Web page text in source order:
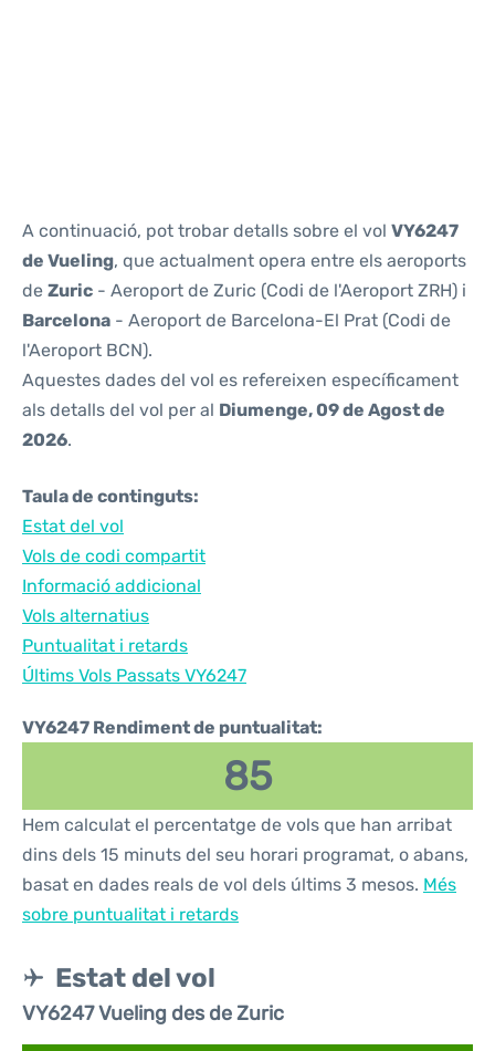
A continuació, pot trobar detalls sobre el vol VY6247
de Vueling, que actualment opera entre els aeroports
de Zuric - Aeroport de Zuric (Codi de l'Aeroport ZRH) i
Barcelona - Aeroport de Barcelona-El Prat (Codi de
l'Aeroport BCN).
Aquestes dades del vol es refereixen específicament
als detalls del vol per al Diumenge, 09 de Agost de
2026.
Taula de continguts:
Estat del vol
Vols de codi compartit
Informació addicional
Vols alternatius
Puntualitat i retards
Últims Vols Passats VY6247
VY6247 Rendiment de puntualitat:
85
Hem calculat el percentatge de vols que han arribat
dins dels 15 minuts del seu horari programat, o abans,
basat en dades reals de vol dels últims 3 mesos. Més
sobre puntualitat i retards
Estat del vol
VY6247 Vueling des de Zuric